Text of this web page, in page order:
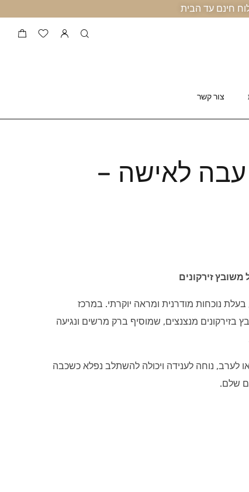
צור קשר
לאישה –
משובץ זירקונים
נוכחות מודרנית ומראה יוקרתי. במרכז
בזירקונים מנצנצים, שמוסיף ברק מרשים ונגיעה
לערב, נוחה לענידה ויכולה להשתלב נפלא כשכבה
שלם.